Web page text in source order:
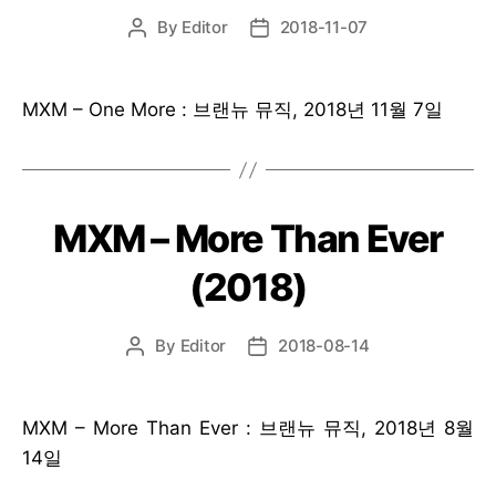
Post
By Editor
Post2018-11-07
MXM – One More : 브랜뉴 뮤직, 2018년 11월 7일
MXM – More Than Ever
(2018)
Post
By Editor
Post2018-08-14
MXM – More Than Ever : 브랜뉴 뮤직, 2018년 8월
14일